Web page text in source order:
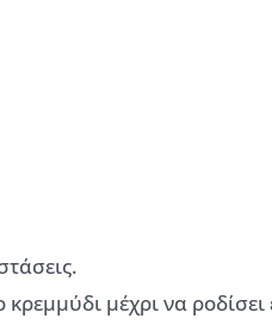
μέχρι να